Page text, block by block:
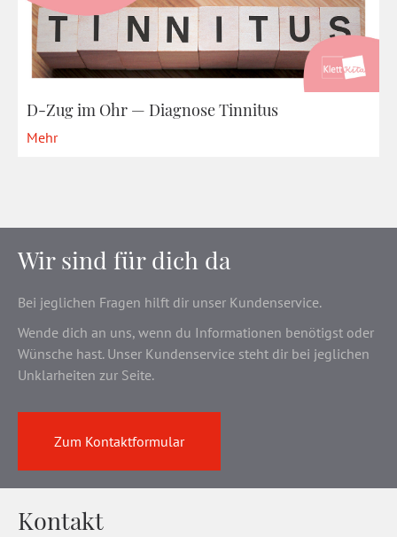
D-Zug im Ohr — Diagnose Tinnitus
Mehr
Wir sind für dich da
Bei jeglichen Fragen hilft dir unser Kundenservice.
Wende dich an uns, wenn du Informationen benötigst oder
Wünsche hast. Unser Kundenservice steht dir bei jeglichen
Unklarheiten zur Seite.
Zum Kontaktformular
Kontakt